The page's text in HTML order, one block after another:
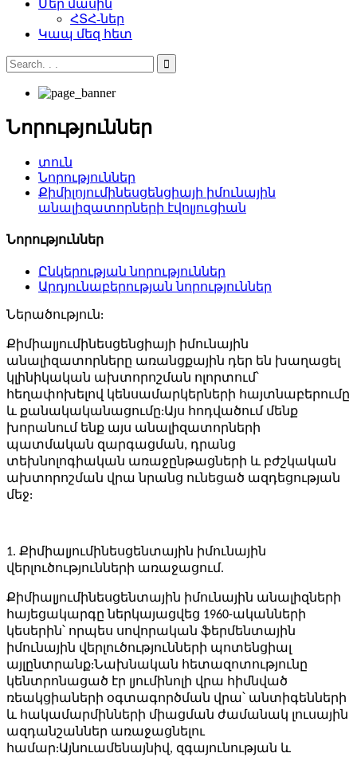
Մեր մասին
ՀՏՀ-ներ
Կապ մեզ հետ
Նորություններ
տուն
Նորություններ
Քիմիլոյումինեսցենցիայի իմունային
անալիզատորների էվոլյուցիան
Նորություններ
Ընկերության նորություններ
Արդյունաբերության նորություններ
Ներածություն:
Քիմիալյումինեսցենցիայի իմունային
անալիզատորները առանցքային դեր են խաղացել
կլինիկական ախտորոշման ոլորտում՝
հեղափոխելով կենսամարկերների հայտնաբերումը
և քանակականացումը:Այս հոդվածում մենք
խորանում ենք այս անալիզատորների
պատմական զարգացման, դրանց
տեխնոլոգիական առաջընթացների և բժշկական
ախտորոշման վրա նրանց ունեցած ազդեցության
մեջ:
1. Քիմիալյումինեսցենտային իմունային
վերլուծությունների առաջացում.
Քիմիալյումինեսցենտային իմունային անալիզների
հայեցակարգը ներկայացվեց 1960-ականների
կեսերին՝ որպես սովորական ֆերմենտային
իմունային վերլուծությունների պոտենցիալ
այլընտրանք:Նախնական հետազոտությունը
կենտրոնացած էր լյումինոլի վրա հիմնված
ռեակցիաների օգտագործման վրա՝ անտիգենների
և հակամարմինների միացման ժամանակ լուսային
ազդանշաններ առաջացնելու
համար:Այնուամենայնիվ, զգայունության և